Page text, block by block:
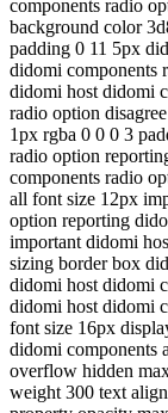
components radio
background color
padding 0 11 5px
didomi components
didomi host didomi
radio option
1px rgba 0 0 0 3
radio option
components radio
all font size 12px
option reporting
important didomi
sizing border box
didomi host didomi
didomi host didomi
font size 16px
didomi components
overflow hidden
weight 300 text